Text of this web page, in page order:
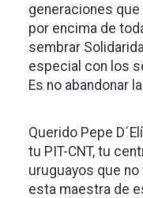
generaciones que
por encima de
sembrar
especial con los
Es no abandonar
Querido Pepe
tu PIT-CNT, tu
uruguayos que
esta maestra de